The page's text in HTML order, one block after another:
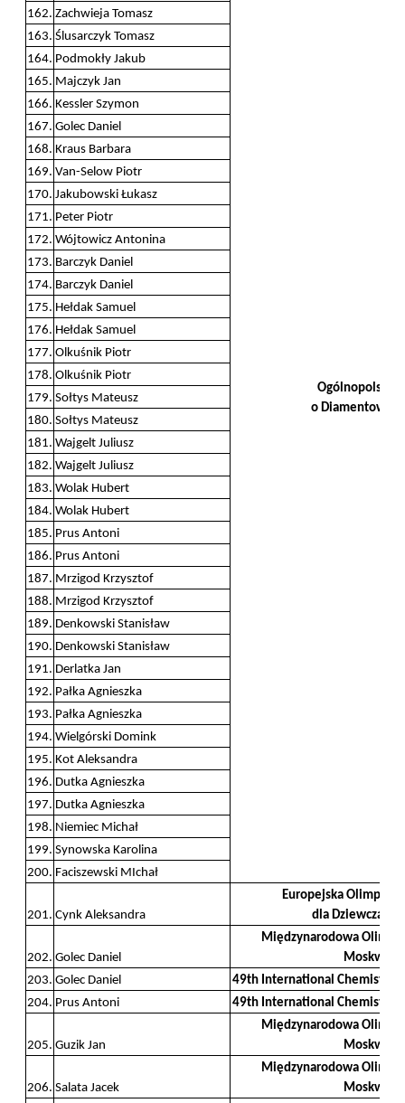
Ogólnopolska
o Diamentowy
162. Zachwieja Tomasz
163. Ślusarczyk Tomasz
164. Podmokły Jakub
165. Majczyk Jan
166. Kessler Szymon
167. Golec Daniel
168. Kraus Barbara
169. Van-Selow Piotr
170. Jakubowski Łukasz
171. Peter Piotr
172. Wójtowicz Antonina
173. Barczyk Daniel
174. Barczyk Daniel
175. Hełdak Samuel
176. Hełdak Samuel
177. Olkuśnik Piotr
178. Olkuśnik Piotr
179. Sołtys Mateusz
180. Sołtys Mateusz
181. Wajgelt Juliusz
182. Wajgelt Juliusz
183. Wolak Hubert
184. Wolak Hubert
185. Prus Antoni
186. Prus Antoni
187. Mrzigod Krzysztof
188. Mrzigod Krzysztof
189. Denkowski Stanisław
190. Denkowski Stanisław
191. Derlatka Jan
192. Pałka Agnieszka
193. Pałka Agnieszka
194. Wielgórski Domink
195. Kot Aleksandra
196. Dutka Agnieszka
197. Dutka Agnieszka
198. Niemiec Michał
199. Synowska Karolina
200. Faciszewski MIchał
201. Cynk Aleksandra
Europejska
dla Dziewcząt
202. Golec Daniel
Międzynarodowa
Moskwa
203. Golec Daniel
49th International Chemistry
204. Prus Antoni 49th International Chemistry
205. Guzik Jan
Międzynarodowa
Moskwa
206. Salata Jacek
Międzynarodowa
Moskwa